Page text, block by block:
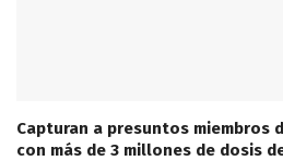
Capturan a presuntos miembros
con más de 3 millones de dosis